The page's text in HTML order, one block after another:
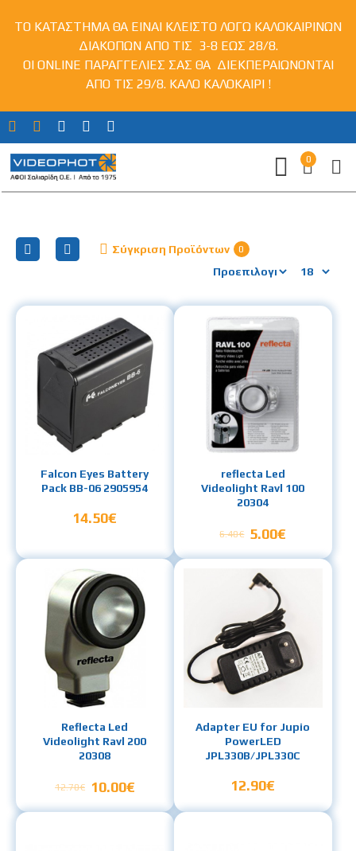
ΤΟ ΚΑΤΑΣΤΗΜΑ ΘΑ ΕΙΝΑΙ ΚΛΕΙΣΤΟ ΛΟΓΩ ΚΑΛΟΚΑΙΡΙΝΩΝ
ΔΙΑΚΟΠΩΝ ΑΠΟ ΤΙΣ 3-8 ΕΩΣ 28/8.
ΟΙ ONLINE ΠΑΡΑΓΓΕΛΙΕΣ ΣΑΣ ΘΑ ΔΙΕΚΠΕΡΑΙΩΝΟΝΤΑΙ
ΑΠΟ ΤΙΣ 29/8. ΚΑΛΟ ΚΑΛΟΚΑΙΡΙ !
0
Σύγκριση Προϊόντων 0
Falcon Eyes Battery
Pack BB-06 2905954
14.50€
reflecta Led
Videolight Ravl 100
20304
5.00€
6.40€
Reflecta Led
Videolight Ravl 200
20308
10.00€
12.70€
Adapter EU for Jupio
PowerLED
JPL330B/JPL330C
12.90€